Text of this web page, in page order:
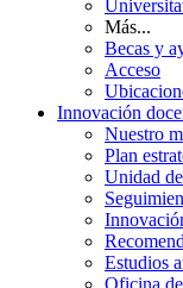
Más...
Becas y
Acceso
Innovación
Nuestro
Plan
Unidad
Estudios
Oficina